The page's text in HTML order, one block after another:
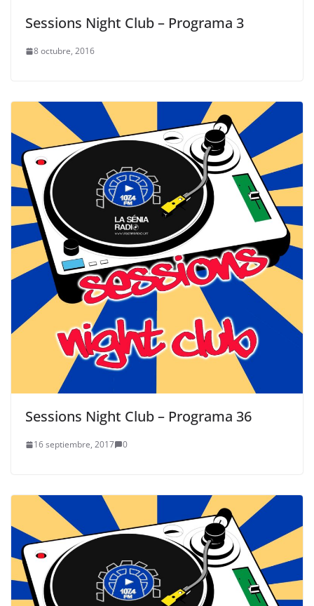
Sessions Night Club – Programa 3
8 octubre, 2016
Sessions Night Club – Programa 36
16 septiembre, 2017 0